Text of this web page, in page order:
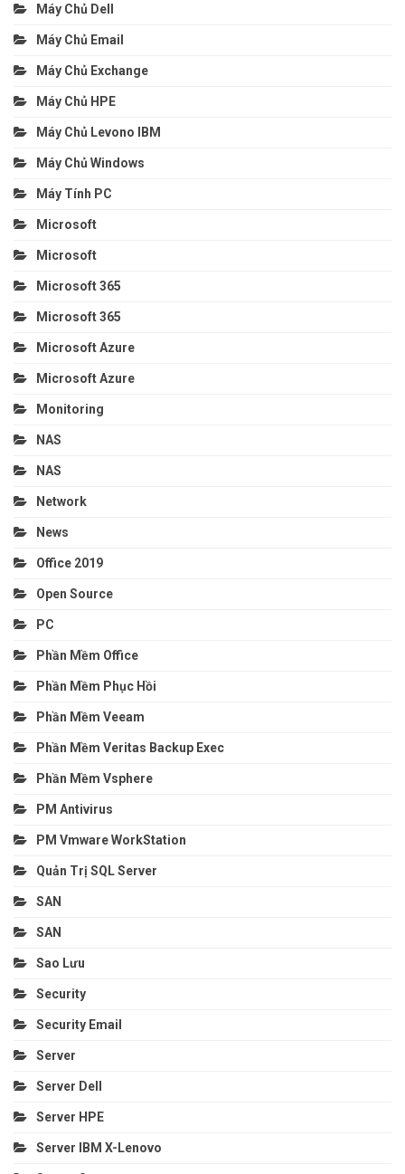
Máy Chủ Dell
Máy Chủ Email
Máy Chủ Exchange
Máy Chủ HPE
Máy Chủ Levono IBM
Máy Chủ Windows
Máy Tính PC
Microsoft
Microsoft
Microsoft 365
Microsoft 365
Microsoft Azure
Microsoft Azure
Monitoring
NAS
NAS
Network
News
Office 2019
Open Source
PC
Phần Mềm Office
Phần Mềm Phục Hồi
Phần Mềm Veeam
Phần Mềm Veritas Backup Exec
Phần Mềm Vsphere
PM Antivirus
PM Vmware WorkStation
Quản Trị SQL Server
SAN
SAN
Sao Lưu
Security
Security Email
Server
Server Dell
Server HPE
Server IBM X-Lenovo